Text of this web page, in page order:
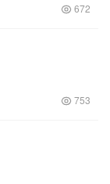
672
753